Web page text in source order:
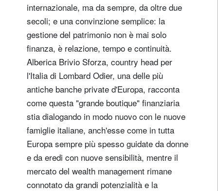
internazionale, ma da sempre, da oltre due
secoli; e una convinzione semplice: la
gestione del patrimonio non è mai solo
finanza, è relazione, tempo e continuità.
Alberica Brivio Sforza, country head per
l'Italia di Lombard Odier, una delle più
antiche banche private d'Europa, racconta
come questa "grande boutique" finanziaria
stia dialogando in modo nuovo con le nuove
famiglie italiane, anch'esse come in tutta
Europa sempre più spesso guidate da donne
e da eredi con nuove sensibilità, mentre il
mercato del wealth management rimane
connotato da grandi potenzialità e la